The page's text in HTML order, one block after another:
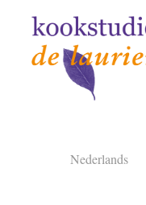
Nederlands